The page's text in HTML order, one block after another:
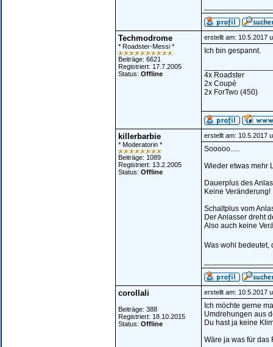
Techmodrome
* Roadster-Messi *
Beiträge: 6621
Registriert: 17.7.2005
Status: Offline
erstellt am: 10.5.2017
Ich bin gespannt.
4x Roadster
2x Coupé
2x ForTwo (450)
killerbarbie
* Moderatorin *
Beiträge: 1089
Registriert: 13.2.2005
Status: Offline
erstellt am: 10.5.2017
Sooooo.....
Wieder etwas mehr
Dauerplus des
Keine Veränderung!
Schaltplus vom
Der Anlasser dreht
Also auch keine
Was wohl bedeutet,
corollali
Beiträge: 388
Registriert: 18.10.2015
Status: Offline
erstellt am: 10.5.2017
Ich möchte gerne
Umdrehungen aus
Du hast ja keine
Wäre ja was für das